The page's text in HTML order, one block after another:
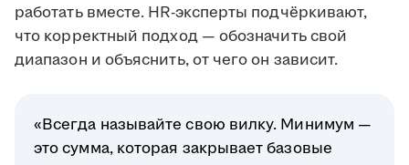
работать вместе. HR-эксперты подчёркивают,
что корректный подход — обозначить свой
диапазон и объяснить, от чего он зависит.
«Всегда называйте свою вилку. Минимум —
это сумма, которая закрывает базовые